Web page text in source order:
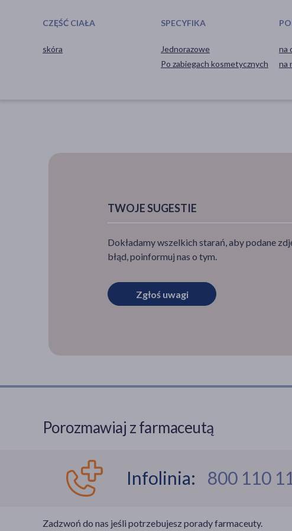
CZĘŚĆ CIAŁA
skóra
SPECYFIKA
Jednorazowe
Po zabiegach kosmetycznych
na
na
TWOJE SUGESTIE
Dokładamy wszelkich starań, aby podane
błąd, poinformuj nas o tym.
Zgłoś uwagi
Porozmawiaj z farmaceutą
Infolinia: 800 110
Zadzwoń do nas jeśli potrzebujesz porady farmaceuty.